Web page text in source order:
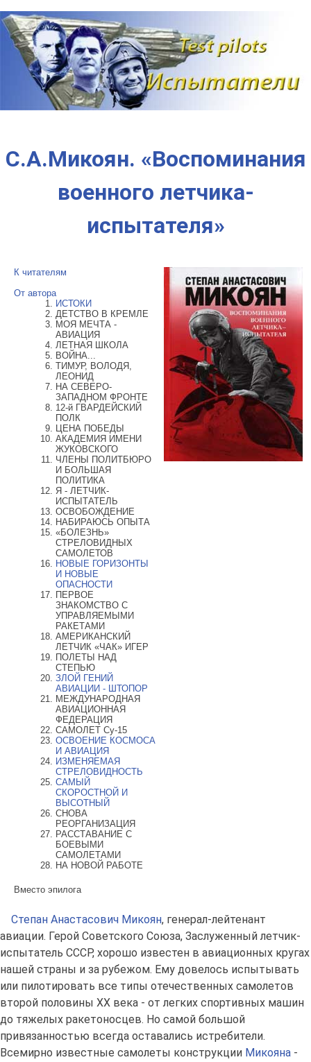
Наверх
С.А.Микоян. «Воспоминания
военного летчика-
испытателя»
К читателям
От автора
ИСТОКИ
ДЕТСТВО В КРЕМЛЕ
МОЯ МЕЧТА -
АВИАЦИЯ
ЛЕТНАЯ ШКОЛА
ВОЙНА...
ТИМУР, ВОЛОДЯ,
ЛЕОНИД
НА СЕВЕРО-
ЗАПАДНОМ ФРОНТЕ
12-й ГВАРДЕЙСКИЙ
ПОЛК
ЦЕНА ПОБЕДЫ
АКАДЕМИЯ ИМЕНИ
ЖУКОВСКОГО
ЧЛЕНЫ ПОЛИТБЮРО
И БОЛЬШАЯ
ПОЛИТИКА
Я - ЛЕТЧИК-
ИСПЫТАТЕЛЬ
ОСВОБОЖДЕНИЕ
НАБИРАЮСЬ ОПЫТА
«БОЛЕЗНЬ»
СТРЕЛОВИДНЫХ
САМОЛЕТОВ
НОВЫЕ ГОРИЗОНТЫ
И НОВЫЕ
ОПАСНОСТИ
ПЕРВОЕ
ЗНАКОМСТВО С
УПРАВЛЯЕМЫМИ
РАКЕТАМИ
АМЕРИКАНСКИЙ
ЛЕТЧИК «ЧАК» ИГЕР
ПОЛЕТЫ НАД
СТЕПЬЮ
ЗЛОЙ ГЕНИЙ
АВИАЦИИ - ШТОПОР
МЕЖДУНАРОДНАЯ
АВИАЦИОННАЯ
ФЕДЕРАЦИЯ
САМОЛЕТ Су-15
ОСВОЕНИЕ КОСМОСА
И АВИАЦИЯ
ИЗМЕНЯЕМАЯ
СТРЕЛОВИДНОСТЬ
САМЫЙ
СКОРОСТНОЙ И
ВЫСОТНЫЙ
СНОВА
РЕОРГАНИЗАЦИЯ
РАССТАВАНИЕ С
БОЕВЫМИ
САМОЛЕТАМИ
НА НОВОЙ РАБОТЕ
Вместо эпилога
Степан Анастасович Микоян, генерал-лейтенант
авиации. Герой Советского Союза, Заслуженный летчик-
испытатель СССР, хорошо известен в авиационных кругах
нашей страны и за рубежом. Ему довелось испытывать
или пилотировать все типы отечественных самолетов
второй половины XX века - от легких спортивных машин
до тяжелых ракетоносцев. Но самой большой
привязанностью всегда оставались истребители.
Всемирно известные самолеты конструкции Микояна -